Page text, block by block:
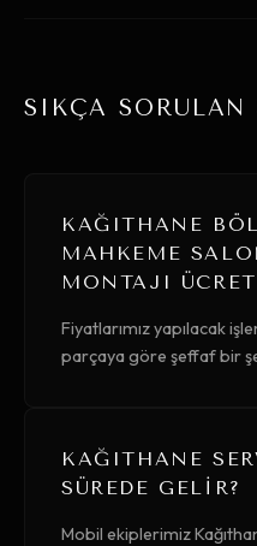
SIKÇA SORULAN
KAĞITHANE
MAHKEME
MONTAJI
Fiyatlarımız yapılacak
parçaya göre şeffaf bir
KAĞITHANE
SÜREDE GELIR?
Mobil ekiplerimiz